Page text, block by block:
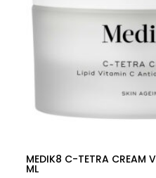
MEDIK8 C-TETRA CREAM
ML